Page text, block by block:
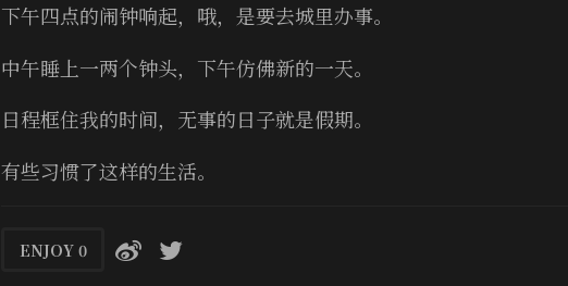
下午四点的闹钟响起，哦，是要去城里办事。
中午睡上一两个钟头，下午仿佛新的一天。
日程框住我的时间，无事的日子就是假期。
有些习惯了这样的生活。
ENJOY 0